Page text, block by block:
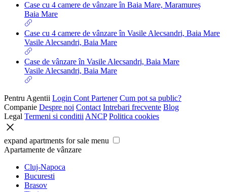
Case cu 4 camere de vânzare în Baia Mare, Maramureș
Baia Mare
Case cu 4 camere de vânzare în Vasile Alecsandri, Baia Mare
Vasile Alecsandri, Baia Mare
Case de vânzare în Vasile Alecsandri, Baia Mare
Vasile Alecsandri, Baia Mare
Pentru Agentii Login Cont Partener Cum pot sa public?
Companie Despre noi Contact Intrebari frecvente Blog
Legal Termeni si conditii ANCP Politica cookies
expand apartments for sale menu
Apartamente de vânzare
Cluj-Napoca
Bucuresti
Brasov